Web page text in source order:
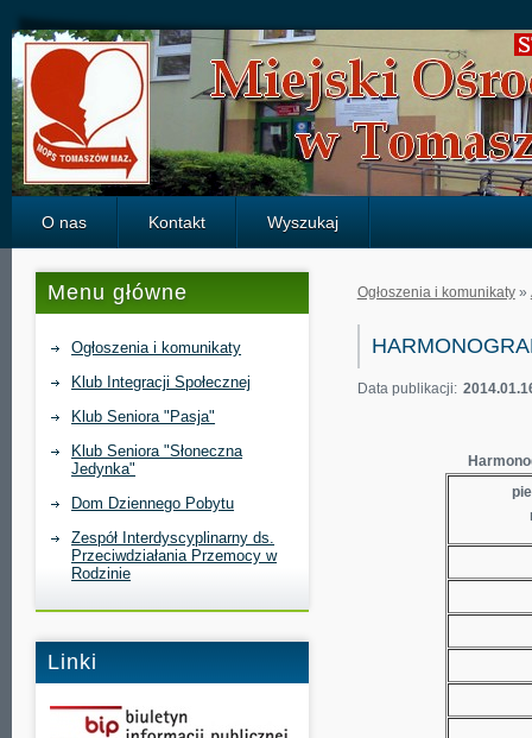
Strona
główna
-
ogłoszenia
O nas Kontakt Wyszukaj
Menu główne
Ogłoszenia i komunikaty
Klub Integracji Społecznej
Klub Seniora "Pasja"
Klub Seniora "Słoneczna
Jedynka"
Dom Dziennego Pobytu
Zespół Interdyscyplinarny ds.
Przeciwdziałania Przemocy w
Rodzinie
Linki
Ogłoszenia i komunikaty»
Data publikacji: